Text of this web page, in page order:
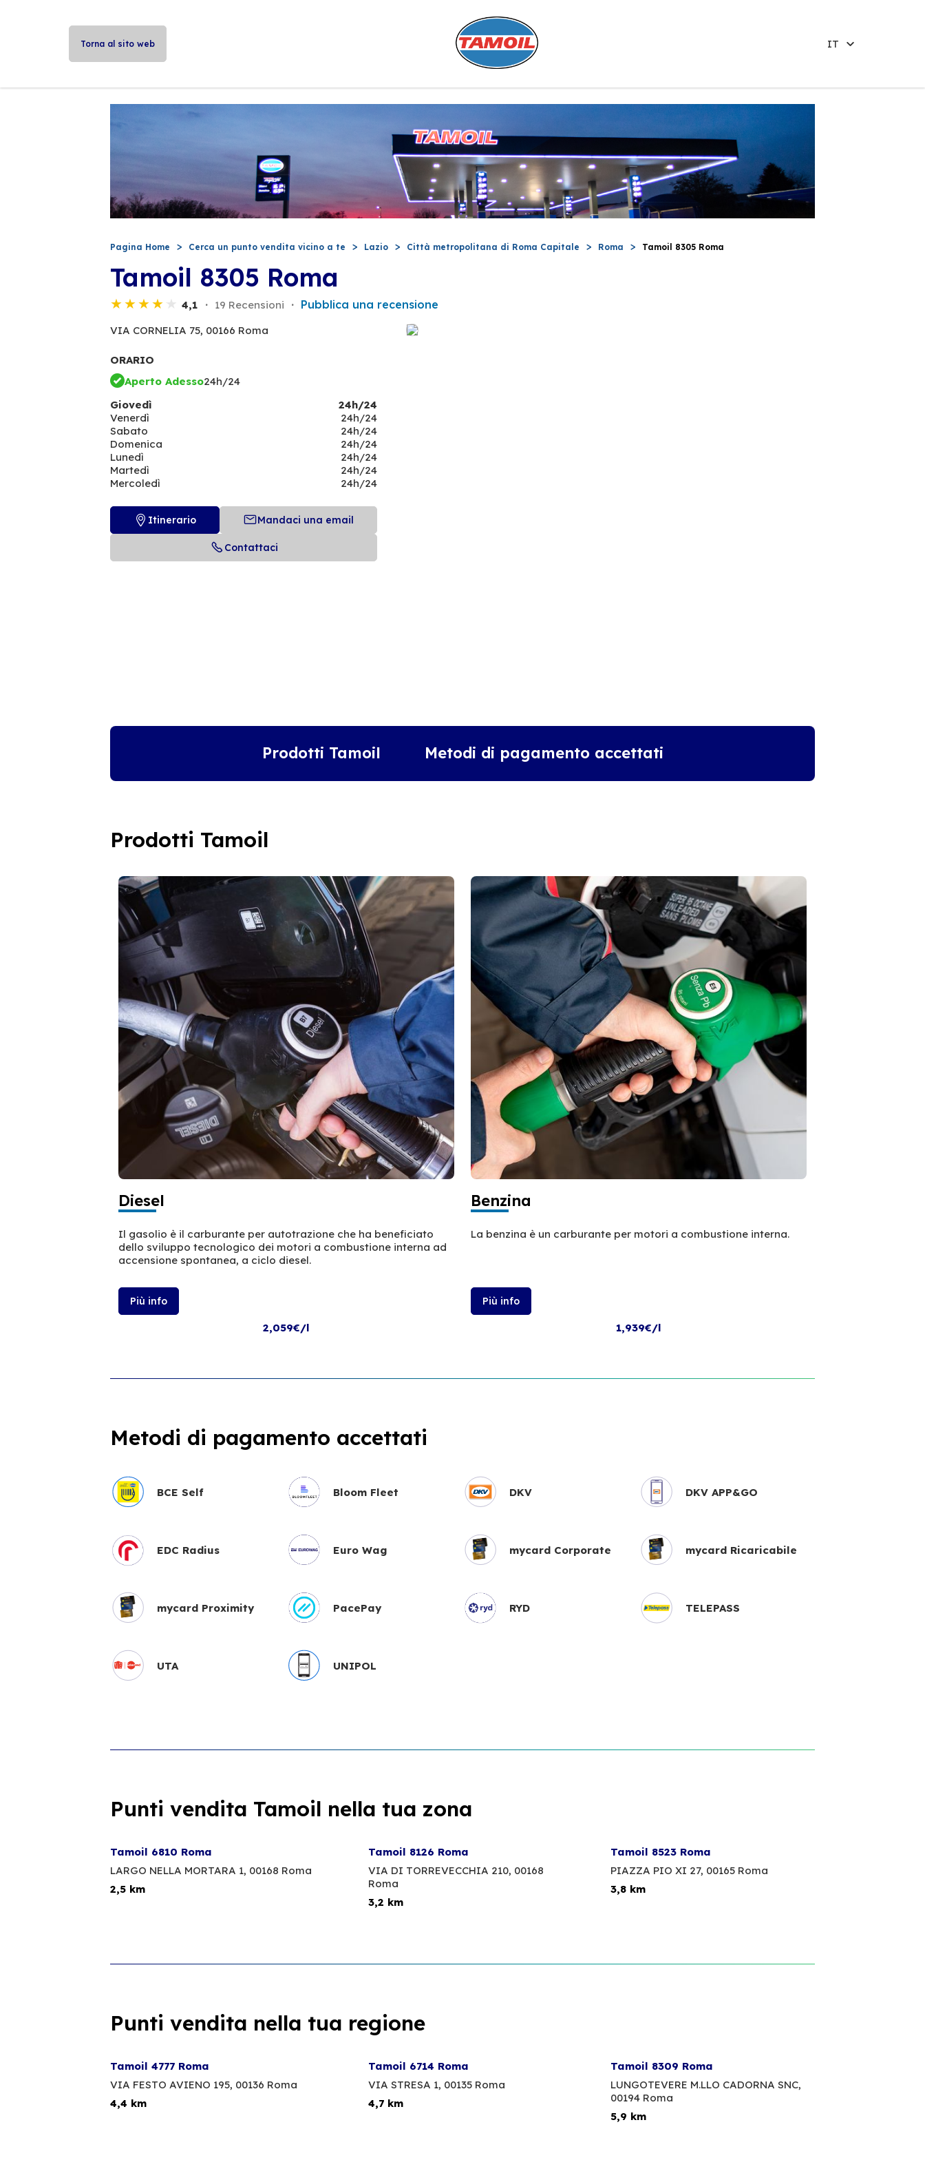
Torna al sito web IT
Pagina Home Cerca un punto vendita vicino a te Lazio Città metropolitana di Roma Capitale Roma Tamoil 8305 Roma
Tamoil 8305 Roma
4,1 19 Recensioni Pubblica una recensione
VIA CORNELIA 75, 00166 Roma
ORARIO
Aperto Adesso24h/24
Giovedì
24h/24
Venerdì
24h/24
Sabato
24h/24
Domenica
24h/24
Lunedì
24h/24
Martedì
24h/24
Mercoledì
24h/24
Itinerario Mandaci una email
Contattaci
Prodotti Tamoil Metodi di pagamento accettati
Prodotti Tamoil
Diesel
Il gasolio è il carburante per autotrazione che ha beneficiato
dello sviluppo tecnologico dei motori a combustione interna ad
accensione spontanea, a ciclo diesel.
Più info
2,059€/l
Benzina
La benzina è un carburante per motori a combustione interna.
Più info
1,939€/l
Metodi di pagamento accettati
BCE Self Bloom Fleet DKV DKV APP&GO
EDC Radius Euro Wag mycard Corporate mycard Ricaricabile
mycard Proximity PacePay RYD TELEPASS
UTA UNIPOL
Punti vendita Tamoil nella tua zona
Tamoil 6810 Roma
LARGO NELLA MORTARA 1, 00168 Roma
2,5 km
Tamoil 8126 Roma
VIA DI TORREVECCHIA 210, 00168
Roma
3,2 km
Tamoil 8523 Roma
PIAZZA PIO XI 27, 00165 Roma
3,8 km
Punti vendita nella tua regione
Tamoil 4777 Roma
VIA FESTO AVIENO 195, 00136 Roma
4,4 km
Tamoil 6714 Roma
VIA STRESA 1, 00135 Roma
4,7 km
Tamoil 8309 Roma
LUNGOTEVERE M.LLO CADORNA SNC,
00194 Roma
5,9 km